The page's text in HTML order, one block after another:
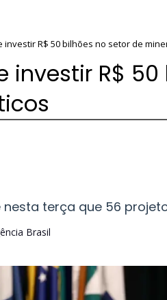
investir R$ 50 bilhões no setor de
investir R$
nesta terça que 56
Brasil